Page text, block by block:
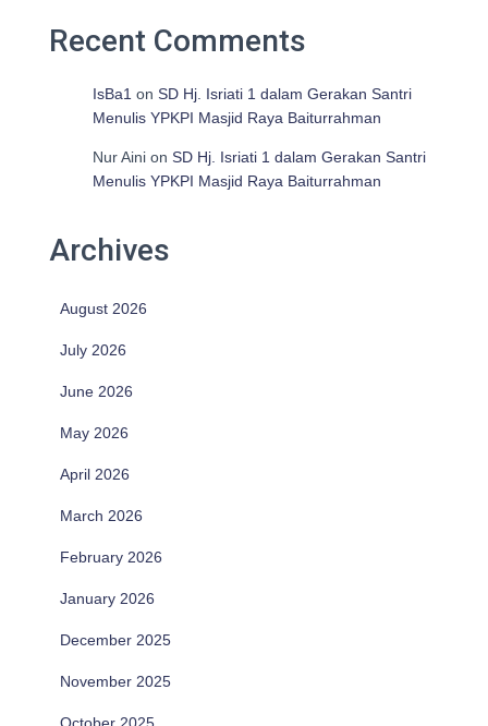
Recent Comments
IsBa1 on SD Hj. Isriati 1 dalam Gerakan Santri
Menulis YPKPI Masjid Raya Baiturrahman
Nur Aini on SD Hj. Isriati 1 dalam Gerakan Santri
Menulis YPKPI Masjid Raya Baiturrahman
Archives
August 2026
July 2026
June 2026
May 2026
April 2026
March 2026
February 2026
January 2026
December 2025
November 2025